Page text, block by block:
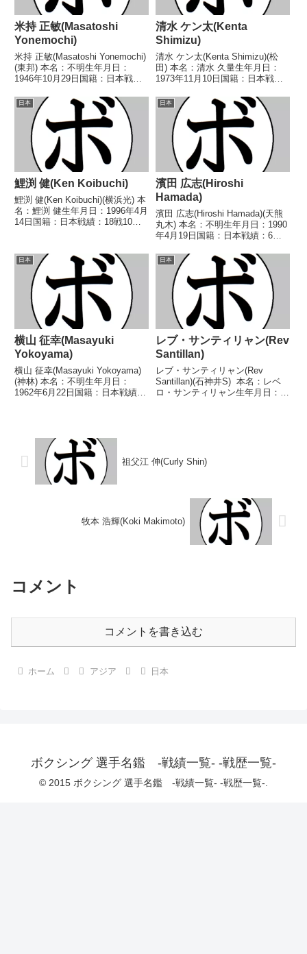
米持 正敏(Masatoshi
Yonemochi)
米持 正敏(Masatoshi Yonemochi)
(東邦) 本名：不明生年月日：
1946年10月29日国籍：日本戦
得タイトル】なし 【戦歴】
1964/08/13 ●3RTKO 田中 和
夫(三鷹)19...
清水 ケン太(Kenta
Shimizu)
清水 ケン太(Kenta Shimizu)(松
田) 本名：清水 久量生年月日：
1973年11月10日国籍：日本戦
得タイトル】1992年度中日本バ
ンタム級新人王 【戦歴】■1992
年度中日本バンタム級新...
日本
鯉渕 健(Ken Koibuchi)
鯉渕 健(Ken Koibuchi)(横浜光) 本
名：鯉渕 健生年月日：1996年4月
14日国籍：日本戦績：18戦10勝
○4RTKO 土屋 賢一郎(TI山
形)2018/...
日本
濱田 広志(Hiroshi
Hamada)
濱田 広志(Hiroshi Hamada)(天熊
丸木) 本名：不明生年月日：1990
年4月19日国籍：日本戦績：6戦6
歴】2022/12/11 ●1RTKO 串田
凌(薬師寺)2023/05/14 ●4R判定
日本
横山 征幸(Masayuki
Yokoyama)
横山 征幸(Masayuki Yokoyama)
(神林) 本名：不明生年月日：
1962年6月22日国籍：日本戦績：
北)1980/03/30...
日本
レブ・サンティリャン(Rev
Santillan)
レブ・サンティリャン(Rev
Santillan)(石神井S) 本名：レベ
ロ・サンティリャン生年月日：
祖父江 伸(Curly Shin)
牧本 浩輝(Koki Makimoto)
コメント
コメントを書き込む
ホーム アジア 日本
ボクシング 選手名鑑 -戦績一覧- -戦歴一覧-
© 2015 ボクシング 選手名鑑 -戦績一覧- -戦歴一覧-.